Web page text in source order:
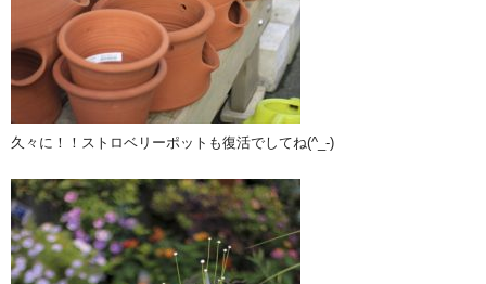
久々に！！ストロベリーポットも復活でしてね(^_-)